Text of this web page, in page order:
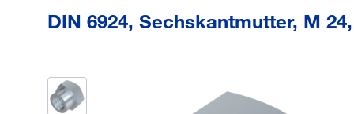
DIN 6924, Sechskantmutter, M